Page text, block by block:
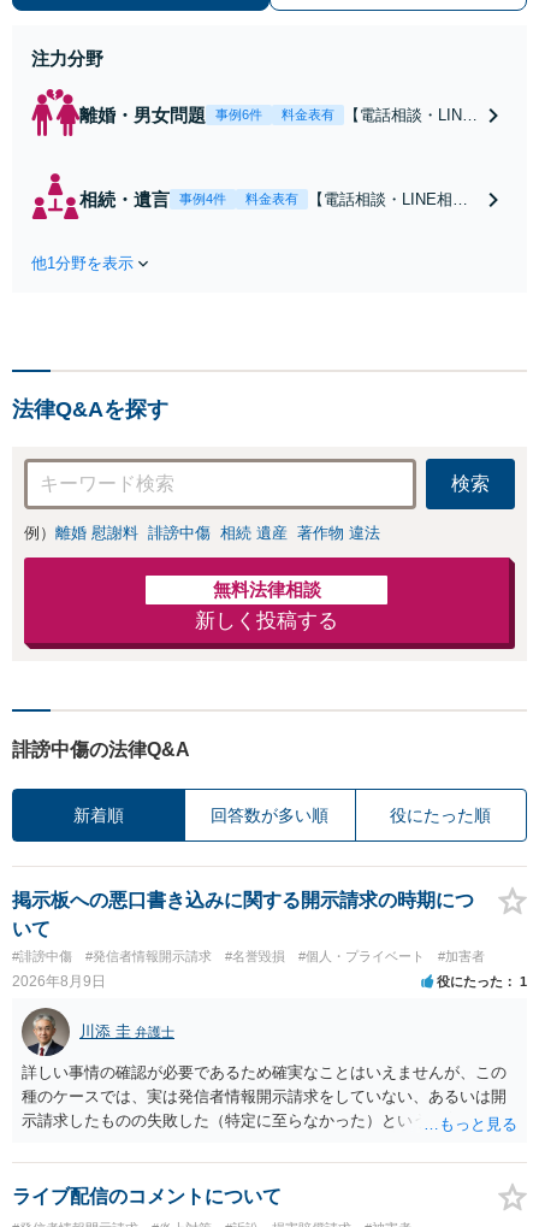
慰謝料減額もお任せ！【西葛西駅5
注力分野
離婚・男女問題 事例6件 料金表有
【電話相談・LINE
サポートし、最適
相続・遺言 事例4件 料金表有
【電話相談・LINE相談
の相続にお悩みなら相
｜西葛西駅5分】
他1分野を表示
法律Q&Aを探す
検索
例） 離婚 慰謝料 誹謗中傷 相続 遺産 著作物 違法
無料法律相談
新しく投稿する
誹謗中傷の法律Q&A
新着順 回答数が多い順 役にたった順
掲示板への悪口書き込みに関する開示請求の時期につ
いて
#誹謗中傷 #発信者情報開示請求 #名誉毀損 #個人・プライベート #加害者
2026年8月9日 役にたった 1
川添 圭 弁護士
詳しい事情の確認が必要であるため確実なことはいえませんが、この
種のケースでは、実は発信者情報開示請求をしていない、あるいは開
示請求したものの失敗した（特定に至らなかった）という事案が比較
な投稿をする場合にはなおさら）。
ライブ配信のコメントについて